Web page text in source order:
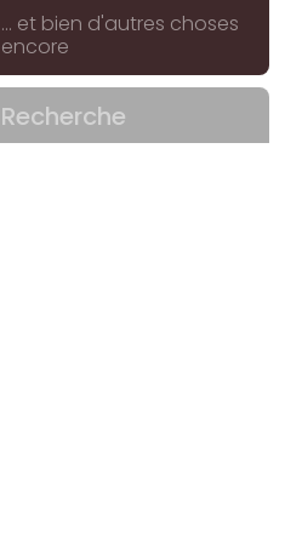
... et bien d'autres choses
encore
Recherche